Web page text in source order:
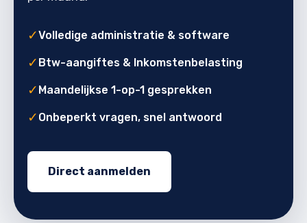
✓Volledige administratie & software
✓ Btw-aangiftes & Inkomstenbelasting
✓ Maandelijkse 1-op-1 gesprekken
✓ Onbeperkt vragen, snel antwoord
Direct aanmelden